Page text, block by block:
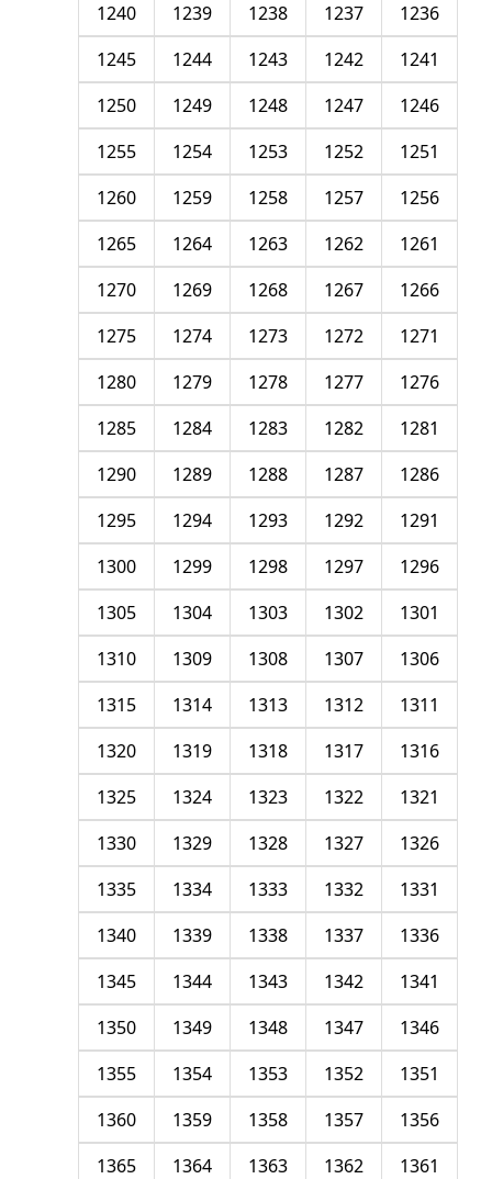
1236
1237
1238
1239
1240
1241
1242
1243
1244
1245
1246
1247
1248
1249
1250
1251
1252
1253
1254
1255
1256
1257
1258
1259
1260
1261
1262
1263
1264
1265
1266
1267
1268
1269
1270
1271
1272
1273
1274
1275
1276
1277
1278
1279
1280
1281
1282
1283
1284
1285
1286
1287
1288
1289
1290
1291
1292
1293
1294
1295
1296
1297
1298
1299
1300
1301
1302
1303
1304
1305
1306
1307
1308
1309
1310
1311
1312
1313
1314
1315
1316
1317
1318
1319
1320
1321
1322
1323
1324
1325
1326
1327
1328
1329
1330
1331
1332
1333
1334
1335
1336
1337
1338
1339
1340
1341
1342
1343
1344
1345
1346
1347
1348
1349
1350
1351
1352
1353
1354
1355
1356
1357
1358
1359
1360
1361
1362
1363
1364
1365